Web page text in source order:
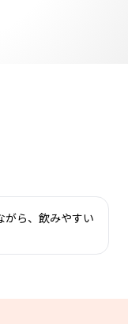
がら、飲みやすい